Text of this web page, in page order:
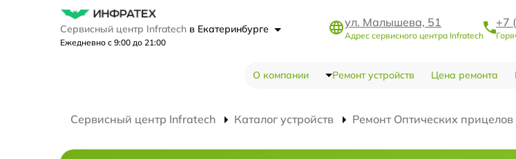
Сервисный центр Infratech в Екатеринбурге
Ежедневно с 9:00 до 21:00
ул. Малышева, 51
Адрес сервисного центра Infratech
+7
О компании Ремонт устройств Цена ремонта
Сервисный центр Infratech Каталог устройств Ремонт Оптических прицелов